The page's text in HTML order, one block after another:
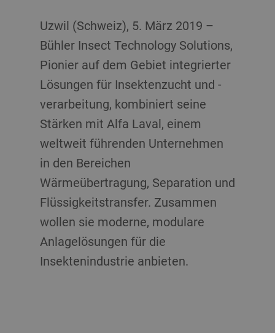
Uzwil (Schweiz), 5. März 2019 –
Bühler Insect Technology Solutions,
Pionier auf dem Gebiet integrierter
Lösungen für Insektenzucht und -
verarbeitung, kombiniert seine
Stärken mit Alfa Laval, einem
weltweit führenden Unternehmen
in den Bereichen
Wärmeübertragung, Separation und
Flüssigkeitstransfer. Zusammen
wollen sie moderne, modulare
Anlagelösungen für die
Insektenindustrie anbieten.